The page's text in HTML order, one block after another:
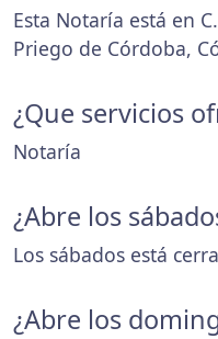
Esta Notaría está en
Priego de Córdoba,
¿Que servicios
Notaría
¿Abre los
Los sábados está
¿Abre los